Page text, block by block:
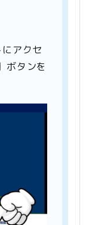
にアクセ
ボタンを